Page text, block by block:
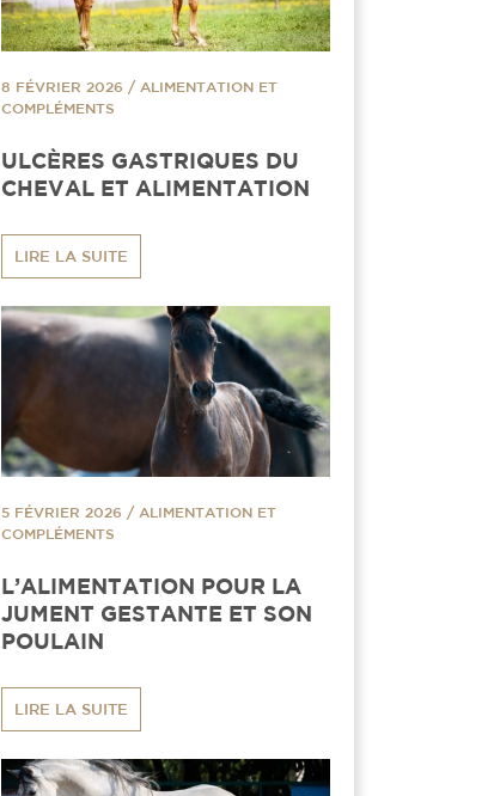
8 FÉVRIER 2026 / ALIMENTATION ET
COMPLÉMENTS
ULCÈRES GASTRIQUES DU
CHEVAL ET ALIMENTATION
LIRE LA SUITE
5 FÉVRIER 2026 / ALIMENTATION ET
COMPLÉMENTS
L’ALIMENTATION POUR LA
JUMENT GESTANTE ET SON
POULAIN
LIRE LA SUITE